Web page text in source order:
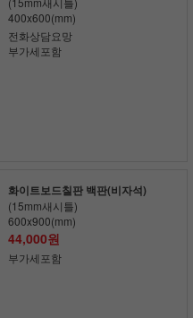
400x600(mm)
전화상담요망
부가세포함
화이트보드칠판 백판(비자석)
(15mm새시틀)
600x900(mm)
44,000원
부가세포함